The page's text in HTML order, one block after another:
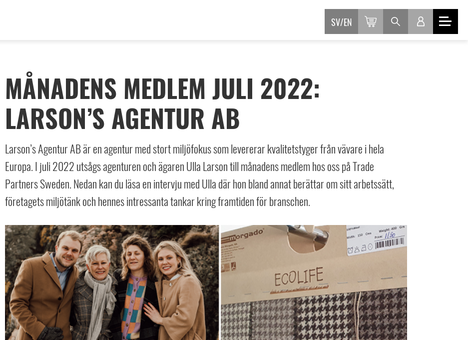
SV EN
MÅNADENS MEDLEM JULI 2022:
LARSON’S AGENTUR AB
Larson’s Agentur AB är en agentur med stort miljöfokus som levererar kvalitetstyger från vävare i hela
Europa. I juli 2022 utsågs agenturen och ägaren Ulla Larson till månadens medlem hos oss på Trade
Partners Sweden. Nedan kan du läsa en intervju med Ulla där hon bland annat berättar om sitt arbetssätt,
företagets miljötänk och hennes intressanta tankar kring framtiden för branschen.